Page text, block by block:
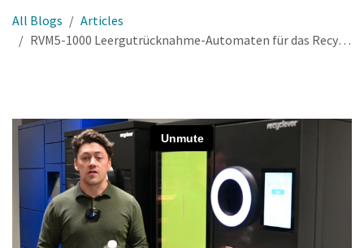
All Blogs
Articles
RVM5-1000 Leergutrücknahme-Automaten für das Recycling von Flaschen- und Dosen